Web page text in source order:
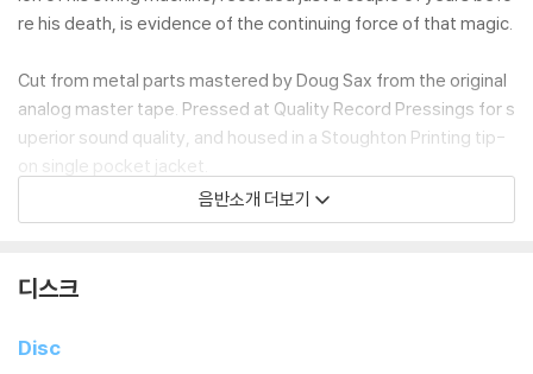
re his death, is evidence of the continuing force of that magic.
Cut from metal parts mastered by Doug Sax from the original
analog master tape. Pressed at Quality Record Pressings for s
uperior sound quality, and housed in a Stoughton Printing tip-
on single pocket jacket.
Freddie Green guitar
Gregg Field drums
음반소개 더보기
디스크
Disc